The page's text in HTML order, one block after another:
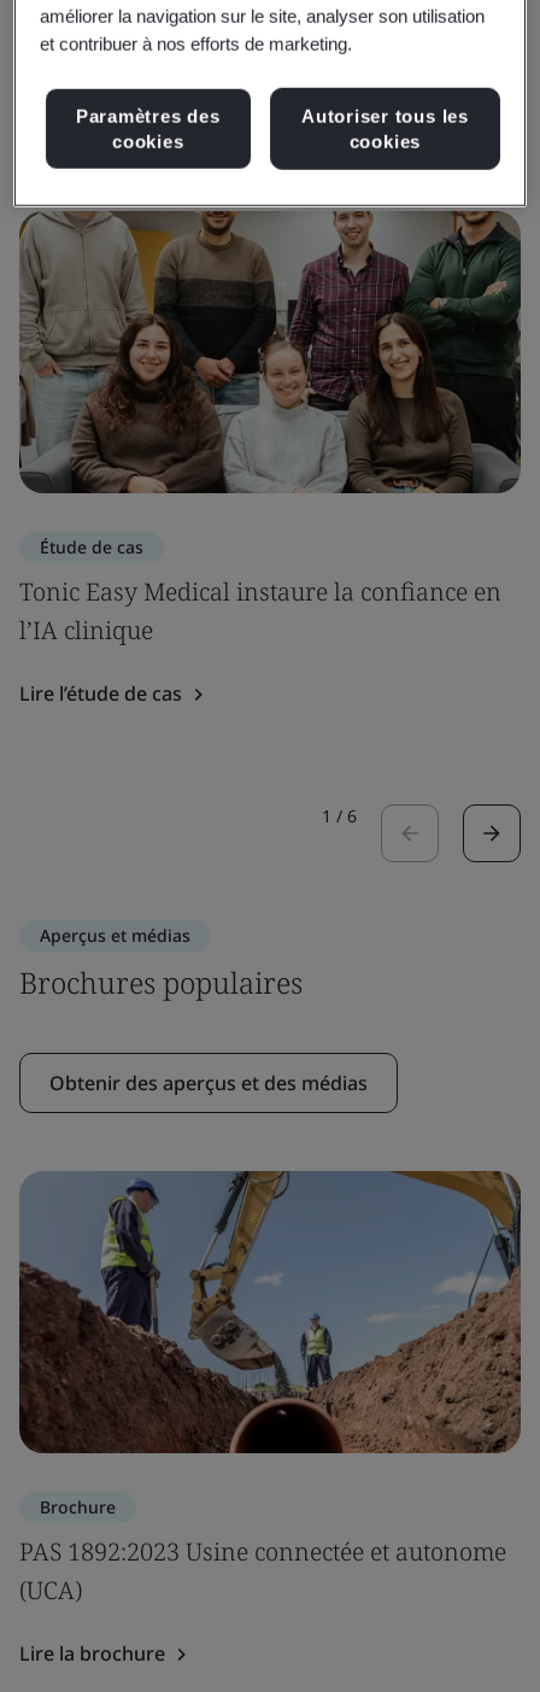
Aperçus sur les tendances
Obtenir des aperçus et des médias
Étude de cas
Tonic Easy Medical instaure la confiance en
l’IA clinique
Lire l’étude de cas
1 / 6
Aperçus et médias
Brochures populaires
Obtenir des aperçus et des médias
Brochure
PAS 1892:2023 Usine connectée et autonome
(UCA)
Lire la brochure
améliorer la navigation sur le site, analyser son utilisation
et contribuer à nos efforts de marketing.
Paramètres des
cookies
Autoriser tous les
cookies